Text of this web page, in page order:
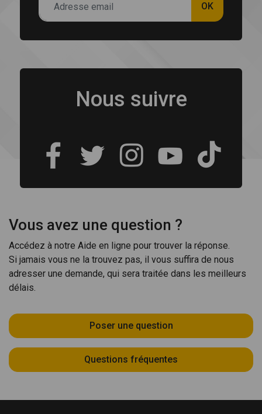
OK
Nous suivre
Vous avez une question ?
Accédez à notre Aide en ligne pour trouver la réponse.
Si jamais vous ne la trouvez pas, il vous suffira de nous
adresser une demande, qui sera traitée dans les meilleurs
délais.
Poser une question
Questions fréquentes